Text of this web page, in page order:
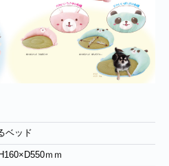
ベッド
ｍｍ
休業させていただきます。年内出
で、年始は1月6日より開始いたしま
たご注文やお問い合わせ等に関しま
せていただきます。お客様にはご不